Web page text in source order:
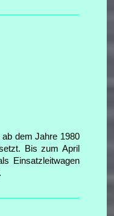
dem Jahre 1980
Bis zum April
Einsatzleitwagen